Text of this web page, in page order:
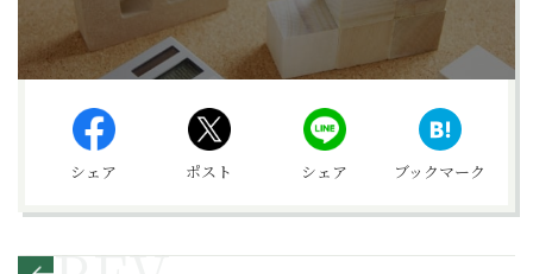
シェア ポスト シェア ブックマーク